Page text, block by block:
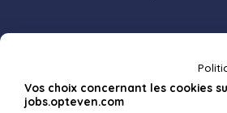
Nos métiers
Vos choix concernant les cookies
jobs.opteven.com